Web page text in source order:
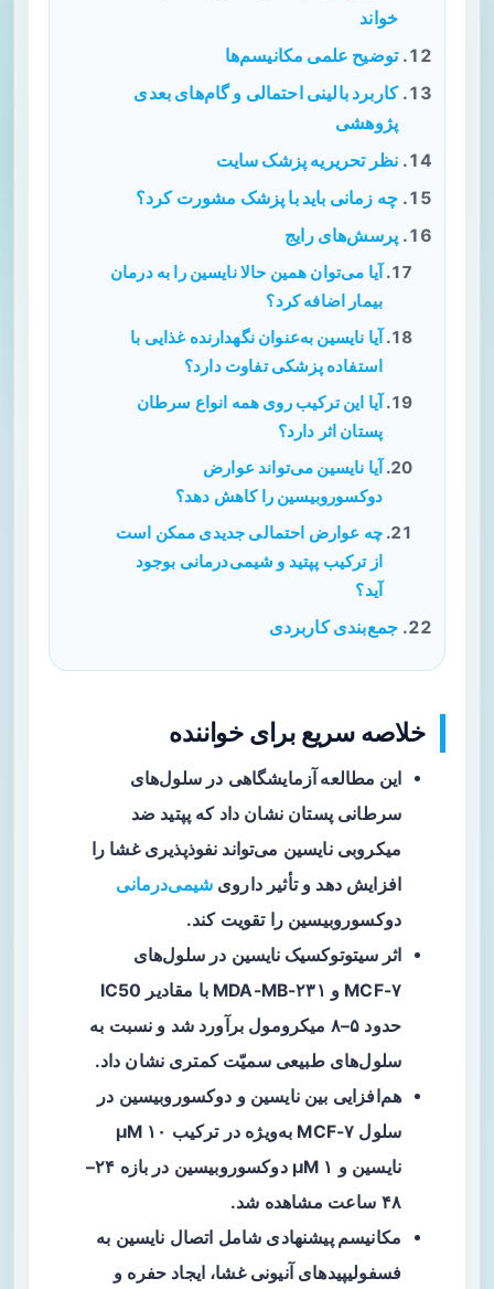
خواند
توضیح علمی مکانیسم‌ها
کاربرد بالینی احتمالی و گام‌های بعدی
پژوهشی
نظر تحریریه پزشک سایت
چه زمانی باید با پزشک مشورت کرد؟
پرسش‌های رایج
آیا می‌توان همین حالا نایسین را به درمان
بیمار اضافه کرد؟
آیا نایسین به‌عنوان نگهدارنده غذایی با
استفاده پزشکی تفاوت دارد؟
آیا این ترکیب روی همه انواع سرطان
پستان اثر دارد؟
آیا نایسین می‌تواند عوارض
دوکسوروبیسین را کاهش دهد؟
چه عوارض احتمالی جدیدی ممکن است
از ترکیب پپتید و شیمی‌درمانی بوجود
آید؟
جمع‌بندی کاربردی
خلاصه سریع برای خواننده
این مطالعه آزمایشگاهی در سلول‌های
سرطانی پستان نشان داد که پپتید ضد
میکروبی نایسین می‌تواند نفوذپذیری غشا را
افزایش دهد و تأثیر داروی شیمی‌درمانی
دوکسوروبیسین را تقویت کند.
اثر سیتوتوکسیک نایسین در سلول‌های
MCF-۷ و MDA-MB-۲۳۱ با مقادیر IC50
حدود ۵–۸ میکرومول برآورد شد و نسبت به
سلول‌های طبیعی سمیّت کمتری نشان داد.
هم‌افزایی بین نایسین و دوکسوروبیسین در
سلول MCF-۷ به‌ویژه در ترکیب ۱۰ µM
نایسین و ۱ µM دوکسوروبیسین در بازه ۲۴–
۴۸ ساعت مشاهده شد.
مکانیسم پیشنهادی شامل اتصال نایسین به
فسفولیپیدهای آنیونی غشا، ایجاد حفره و